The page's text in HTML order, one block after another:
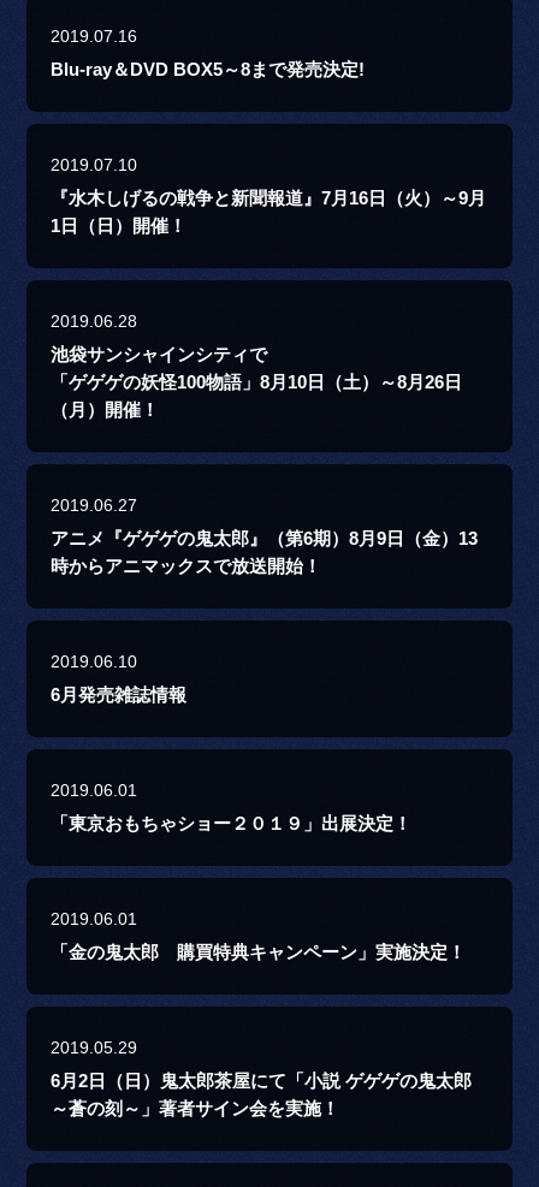
2019.07.16
Blu-ray＆DVD BOX5～8まで発売決定!
2019.07.10
『水木しげるの戦争と新聞報道』7月16日（火）～9月
1日（日）開催！
2019.06.28
池袋サンシャインシティで
「ゲゲゲの妖怪100物語」8月10日（土）～8月26日
（月）開催！
2019.06.27
アニメ『ゲゲゲの鬼太郎』（第6期）8月9日（金）13
時からアニマックスで放送開始！
2019.06.10
6月発売雑誌情報
2019.06.01
「東京おもちゃショー２０１９」出展決定！
2019.06.01
「金の鬼太郎 購買特典キャンペーン」実施決定！
2019.05.29
6月2日（日）鬼太郎茶屋にて「小説 ゲゲゲの鬼太郎
～蒼の刻～」著者サイン会を実施！